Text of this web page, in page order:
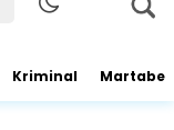
Kriminal Martabe